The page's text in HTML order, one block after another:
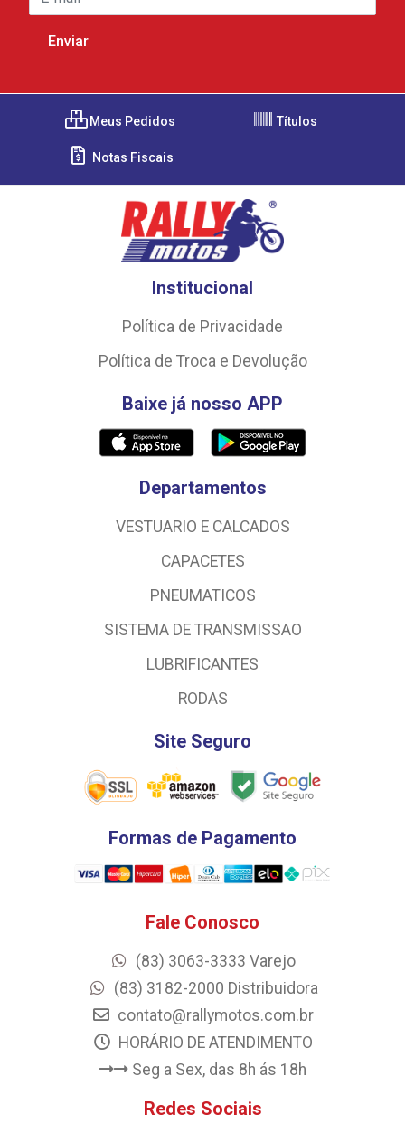
Meus Pedidos Títulos
Notas Fiscais
Institucional
Política de Privacidade
Política de Troca e Devolução
Baixe já nosso APP
Departamentos
VESTUARIO E CALCADOS
CAPACETES
PNEUMATICOS
SISTEMA DE TRANSMISSAO
LUBRIFICANTES
RODAS
Site Seguro
Formas de Pagamento
Fale Conosco
(83) 3063-3333 Varejo
(83) 3182-2000 Distribuidora
contato@rallymotos.com.br
HORÁRIO DE ATENDIMENTO
Seg a Sex, das 8h ás 18h
Redes Sociais